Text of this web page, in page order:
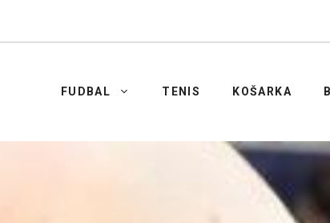
FUDBAL TENIS KOŠARKA